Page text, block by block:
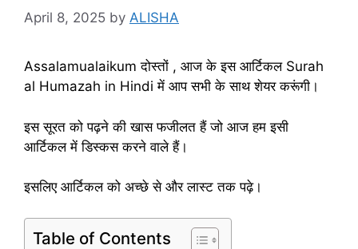
April 8, 2025 by ALISHA
Assalamualaikum दोस्तों , आज के इस आर्टिकल Surah
al Humazah in Hindi में आप सभी के साथ शेयर करूंगी।
इस सूरत को पढ़ने की खास फजीलत हैं जो आज हम इसी
आर्टिकल में डिस्कस करने वाले हैं।
इसलिए आर्टिकल को अच्छे से और लास्ट तक पढ़े।
Table of Contents